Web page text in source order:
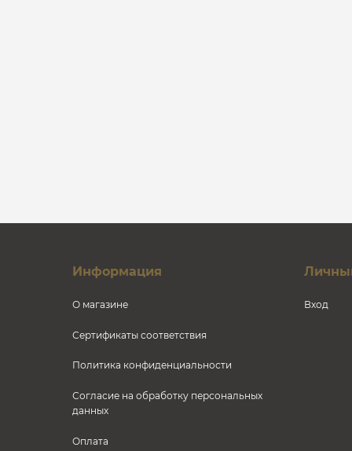
Информация
О магазине
Сертификаты соответствия
Политика конфиденциальности
Согласие на обработку персональных
данных
Оплата
Вход